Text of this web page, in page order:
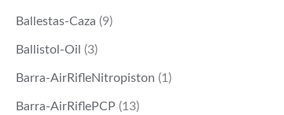
Ballestas-Caza (9)
Ballistol-Oil (3)
Barra-AirRifleNitropiston (1)
Barra-AirRiflePCP (13)